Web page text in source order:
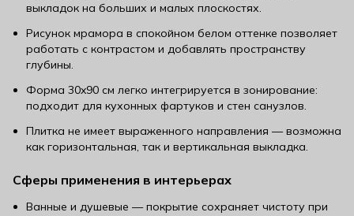
выкладок на больших и малых плоскостях.
Рисунок мрамора в спокойном белом оттенке позволяет
работать с контрастом и добавлять пространству
глубины.
Форма 30x90 см легко интегрируется в зонирование:
подходит для кухонных фартуков и стен санузлов.
Плитка не имеет выраженного направления — возможна
как горизонтальная, так и вертикальная выкладка.
Сферы применения в интерьерах
Ванные и душевые — покрытие сохраняет чистоту при